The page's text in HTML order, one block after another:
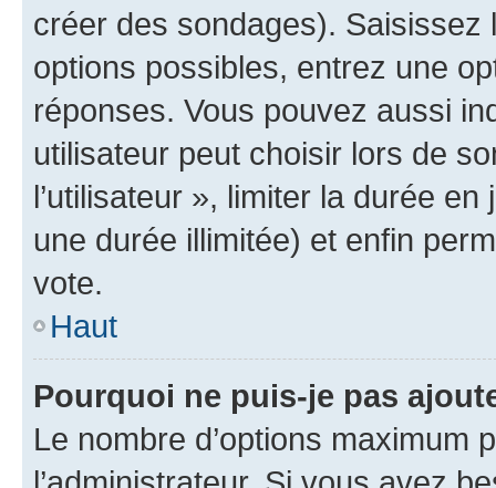
créer des sondages).
options possibles, entrez une
réponses. Vous pouvez aussi
utilisateur peut choisir lors de
l’utilisateur », limiter la durée
une durée illimitée) et enfin
vote.
Haut
Pourquoi ne puis-je pas
Le nombre d’options maximum